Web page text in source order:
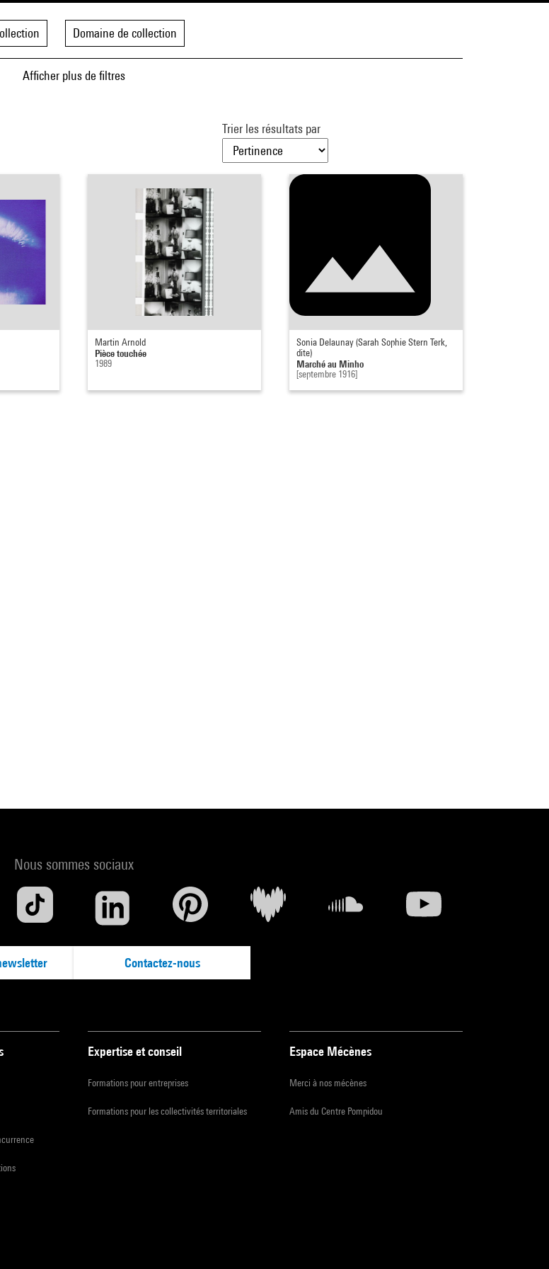
Domaine de collection
Afficher plus de filtres
Trier les résultats par
Martin Arnold
Pièce touchée
1989
Sonia Delaunay (Sarah Sophie Stern Terk,
dite)
Marché au Minho
[septembre 1916]
Nous sommes sociaux
Contactez-nous
Expertise et conseil
Formations pour entreprises
Formations pour les collectivités territoriales
Espace Mécènes
Merci à nos mécènes
Amis du Centre Pompidou